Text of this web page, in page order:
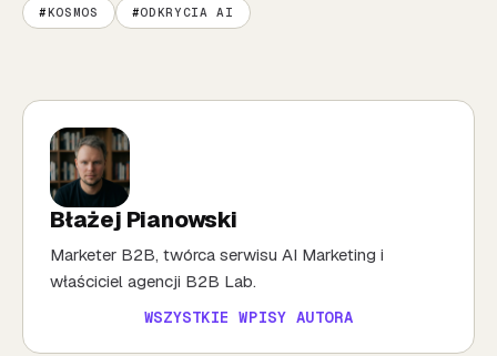
KOSMOS ODKRYCIA AI
Błażej Pianowski
Marketer B2B, twórca serwisu AI Marketing i
właściciel agencji B2B Lab.
WSZYSTKIE WPISY AUTORA